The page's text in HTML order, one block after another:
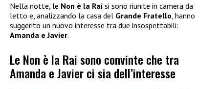
Nella notte, le Non è la Rai si sono riunite in camera da
letto e, analizzando la casa del Grande Fratello , hanno
suggerito un nuovo interesse tra due insospettabili:
Amanda e Javier.
Le Non è la Rai sono convinte che tra
Amanda e Javier ci sia dell’interesse